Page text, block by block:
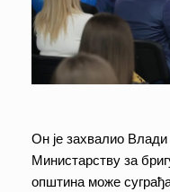
Он је захвалио
Министарству за
општина може